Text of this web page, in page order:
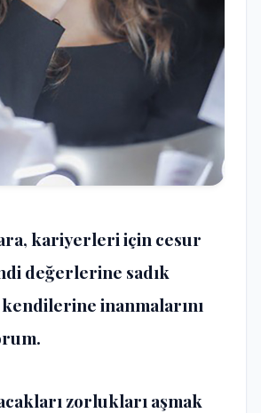
kariyerleri için cesur
değerlerine sadık
inanmalarını
zorlukları aşmak